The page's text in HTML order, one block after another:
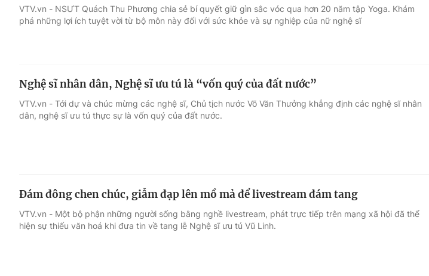
Thế giới đó đây
Câu chuyện quốc tế
Thị trường
Góc doanh nghiệp
Hậu trường
Nhân vật
Điện ảnh
Âm nhạc
Sao
Du lịch
Làm đẹp
Chất lượng cuộc sống
Tuyển sinh
Học trực tuyến
VTV.vn - NSƯT Quách Thu Phương chia sẻ bí quyết giữ gìn sắc vóc qua hơn 20 năm tập Yoga. Khám
phá những lợi ích tuyệt vời từ bộ môn này đối với sức khỏe và sự nghiệp của nữ nghệ sĩ
Nghệ sĩ nhân dân, Nghệ sĩ ưu tú là “vốn quý của đất nước”
VTV.vn - Tới dự và chúc mừng các nghệ sĩ, Chủ tịch nước Võ Văn Thưởng khẳng định các nghệ sĩ nhân
dân, nghệ sĩ ưu tú thực sự là vốn quý của đất nước.
Đám đông chen chúc, giẫm đạp lên mồ mả để livestream đám tang
VTV.vn - Một bộ phận những người sống bằng nghề livestream, phát trực tiếp trên mạng xã hội đã thể
hiện sự thiếu văn hoá khi đưa tin về tang lễ Nghệ sĩ ưu tú Vũ Linh.